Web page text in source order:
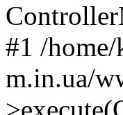
#1 /
m.in.ua/